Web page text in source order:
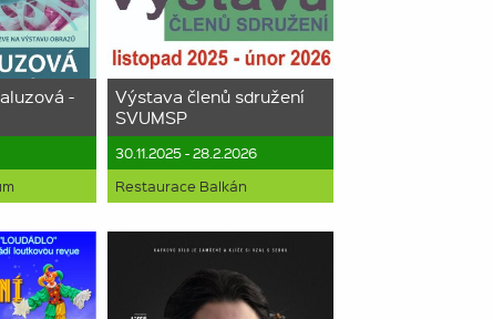
-
Výstava členů sdružení
SVUMSP
30.11.2025 - 28.2.2026
Restaurace Balkán